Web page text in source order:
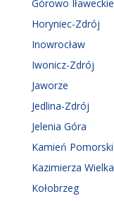
Górowo Iławeckie
Horyniec-Zdrój
Inowrocław
Iwonicz-Zdrój
Jaworze
Jedlina-Zdrój
Jelenia Góra
Kamień Pomorski
Kazimierza Wielka
Kołobrzeg